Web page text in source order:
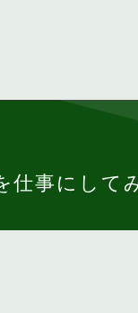
仕事にして